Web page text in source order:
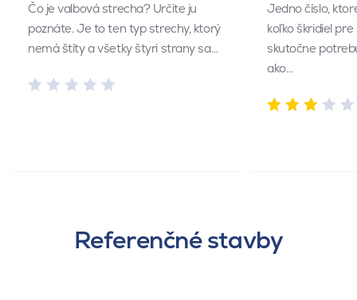
Čo je valbová strecha? Určite ju
poznáte. Je to ten typ strechy, ktorý
nemá štíty a všetky štyri strany sa…
Jedno číslo,
koľko škridiel
skutočne
ako…
Referenčné stavby